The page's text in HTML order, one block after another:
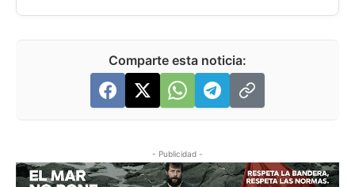
Comparte esta noticia:
- Publicidad -